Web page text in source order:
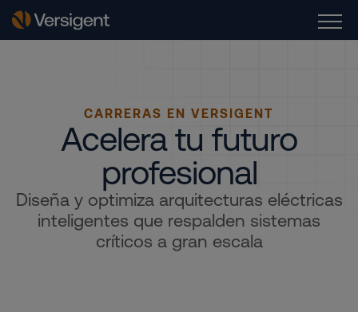
CARRERAS EN VERSIGENT
Acelera tu futuro
profesional
Diseña y optimiza arquitecturas eléctricas
inteligentes que respalden sistemas
críticos a gran escala